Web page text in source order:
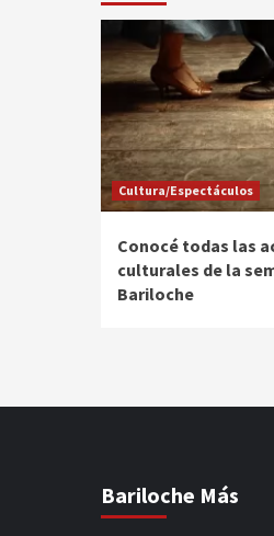
Cultura/Espectáculos
Conocé todas las
culturales de la
Bariloche
Bariloche Más